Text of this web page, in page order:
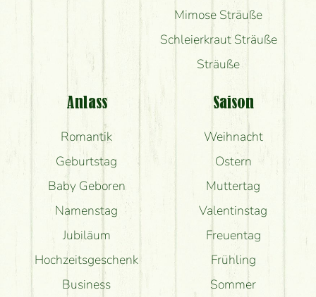
Mimose Sträuße
Schleierkraut Sträuße
Sträuße
Anlass
Romantik
Geburtstag
Baby Geboren
Namenstag
Jubiläum
Hochzeitsgeschenk
Business
Saison
Weihnacht
Ostern
Muttertag
Valentinstag
Freuentag
Frühling
Sommer